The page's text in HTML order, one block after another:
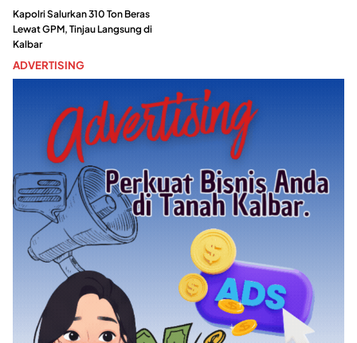
Kapolri Salurkan 310 Ton Beras
Lewat GPM, Tinjau Langsung di
Kalbar
ADVERTISING